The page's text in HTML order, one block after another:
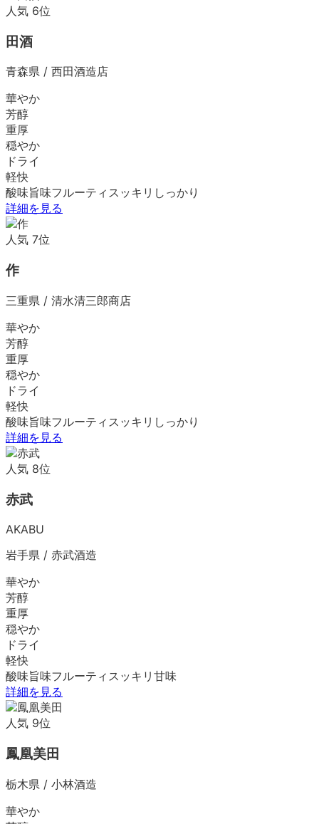
人気 6位
田酒
青森県 / 西田酒造店
華やか
芳醇
重厚
穏やか
ドライ
軽快
酸味旨味フルーティ スッキリ しっかり
詳細を見る
人気 7位
作
三重県 / 清水清三郎商店
華やか
芳醇
重厚
穏やか
ドライ
軽快
酸味旨味フルーティ スッキリ しっかり
詳細を見る
人気 8位
赤武
AKABU
岩手県 / 赤武酒造
華やか
芳醇
重厚
穏やか
ドライ
軽快
酸味旨味フルーティ スッキリ 甘味
詳細を見る
人気 9位
鳳凰美田
栃木県 / 小林酒造
華やか